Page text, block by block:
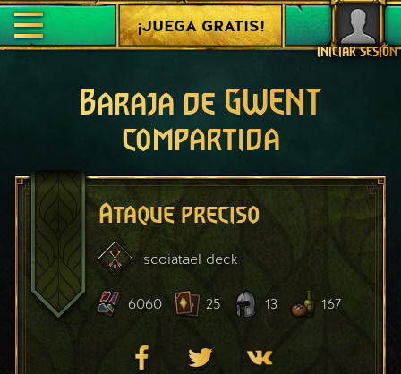
INICIAR SESIÓN
¡JUEGA GRATIS!
Baraja de GWENT
compartida
Ataque preciso
scoiatael deck
6060 25 13 167